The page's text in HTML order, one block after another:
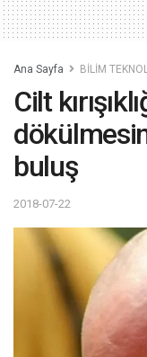
Ana Sayfa BİLİM
Cilt
buluş
2018-07-22